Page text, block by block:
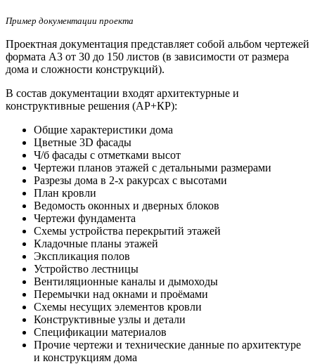
Пример документации проекта
Проектная документация представляет собой альбом чертежей
формата А3 от 30 до 150 листов (в зависимости от размера
дома и сложности конструкций).
В состав документации входят архитектурные и
конструктивные решения (АР+КР):
Общие характеристики дома
Цветные 3D фасады
Ч/б фасады с отметками высот
Чертежи планов этажей с детальными размерами
Разрезы дома в 2-х ракурсах с высотами
План кровли
Ведомость оконных и дверных блоков
Чертежи фундамента
Схемы устройства перекрытий этажей
Кладочные планы этажей
Экспликация полов
Устройство лестницы
Вентиляционные каналы и дымоходы
Перемычки над окнами и проёмами
Схемы несущих элементов кровли
Конструктивные узлы и детали
Спецификации материалов
Прочие чертежи и технические данные по архитектуре
и конструкциям дома